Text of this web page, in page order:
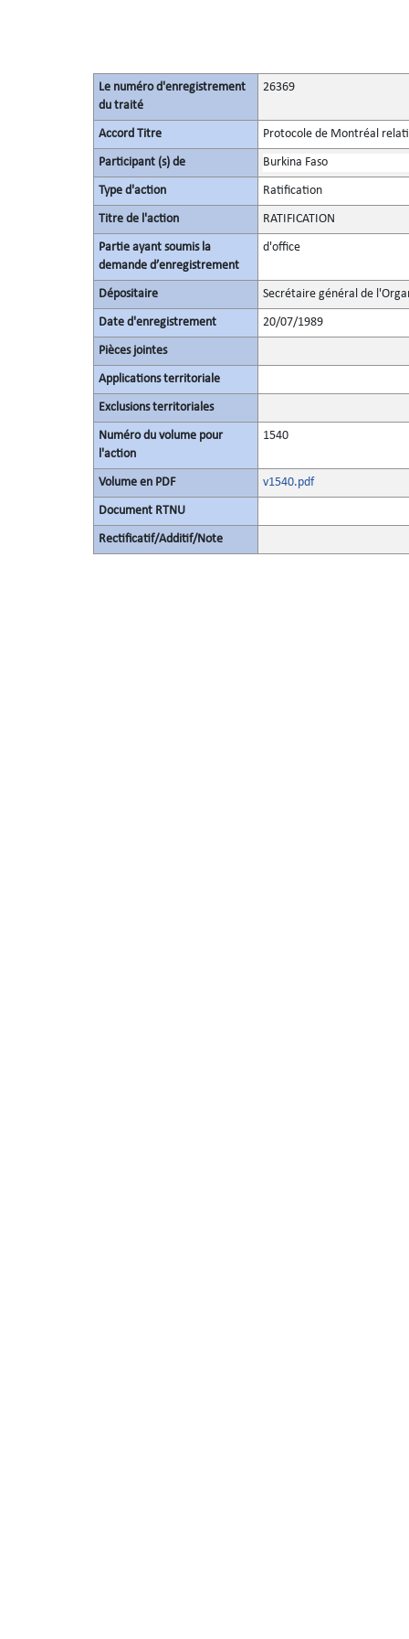
Le numéro d'enregistrement
du traité
26369
Accord Titre Protocole de Montréal
Participant (s) de Burkina Faso
Type d'action Ratification
Titre de l'action RATIFICATION
Partie ayant soumis la
demande d’enregistrement
d'office
Dépositaire Secrétaire général de
Date d'enregistrement 20/07/1989
Pièces jointes
Applications territoriale
Exclusions territoriales
Numéro du volume pour
l'action
1540
Volume en PDF v1540.pdf
Document RTNU
Rectificatif/Additif/Note